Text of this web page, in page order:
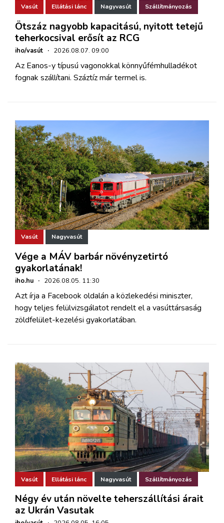
Vasút Ellátási lánc Nagyvasút Szállítmányozás
Ötszáz nagyobb kapacitású, nyitott tetejű
teherkocsival erősít az RCG
iho/vasút · 2026.08.07. 09:00
Az Eanos-y típusú vagonokkal könnyűfémhulladékot
fognak szállítani. Száztíz már termel is.
Vasút Nagyvasút
Vége a MÁV barbár növényzetirtó
gyakorlatának!
iho.hu · 2026.08.05. 11:30
Azt írja a Facebook oldalán a közlekedési miniszter,
hogy teljes felülvizsgálatot rendelt el a vasúttársaság
zöldfelület-kezelési gyakorlatában.
Vasút Ellátási lánc Nagyvasút Szállítmányozás
Négy év után növelte teherszállítási árait
az Ukrán Vasutak